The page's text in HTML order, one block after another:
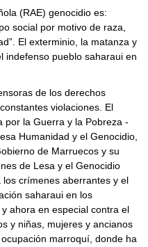
(RAE) genocidio es:
social por motivo de raza,
El exterminio, la matanza y
indefenso pueblo saharaui en
de los derechos
violaciones. El
por la Guerra y la Pobreza -
Humanidad y el Genocidio,
de Marruecos y su
de Lesa y el Genocidio
crímenes aberrantes y el
saharaui en los
ahora en especial contra el
y niñas, mujeres y ancianos
marroquí, donde ha